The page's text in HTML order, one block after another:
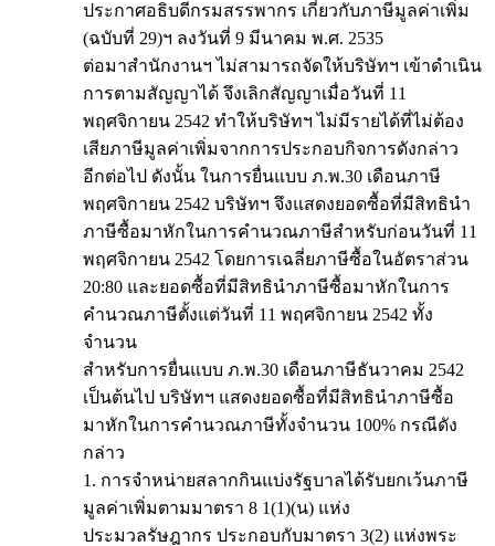
ประกาศอธิบดีกรมสรรพากร เกี่ยวกับภาษีมูลค่าเพิ่ม
(ฉบับที่ 29)ฯ ลงวันที่ 9 มีนาคม พ.ศ. 2535
ต่อมาสำนักงานฯ ไม่สามารถจัดให้บริษัทฯ เข้าดำเนิน
การตามสัญญาได้ จึงเลิกสัญญาเมื่อวันที่ 11
พฤศจิกายน 2542 ทำให้บริษัทฯ ไม่มีรายได้ที่ไม่ต้อง
เสียภาษีมูลค่าเพิ่มจากการประกอบกิจการดังกล่าว
อีกต่อไป ดังนั้น ในการยื่นแบบ ภ.พ.30 เดือนภาษี
พฤศจิกายน 2542 บริษัทฯ จึงแสดงยอดซื้อที่มีสิทธินำ
ภาษีซื้อมาหักในการคำนวณภาษีสำหรับก่อนวันที่ 11
พฤศจิกายน 2542 โดยการเฉลี่ยภาษีซื้อในอัตราส่วน
20:80 และยอดซื้อที่มีสิทธินำภาษีซื้อมาหักในการ
คำนวณภาษีตั้งแต่วันที่ 11 พฤศจิกายน 2542 ทั้ง
จำนวน
สำหรับการยื่นแบบ ภ.พ.30 เดือนภาษีธันวาคม 2542
เป็นต้นไป บริษัทฯ แสดงยอดซื้อที่มีสิทธินำภาษีซื้อ
มาหักในการคำนวณภาษีทั้งจำนวน 100% กรณีดัง
กล่าว
1. การจำหน่ายสลากกินแบ่งรัฐบาลได้รับยกเว้นภาษี
มูลค่าเพิ่มตามมาตรา 8 1(1)(น) แห่ง
ประมวลรัษฎากร ประกอบกับมาตรา 3(2) แห่งพระ